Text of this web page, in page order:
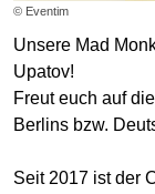
© Eventim
Unsere Mad
Upatov!
Freut euch auf
Berlins bzw.
Seit 2017 ist der